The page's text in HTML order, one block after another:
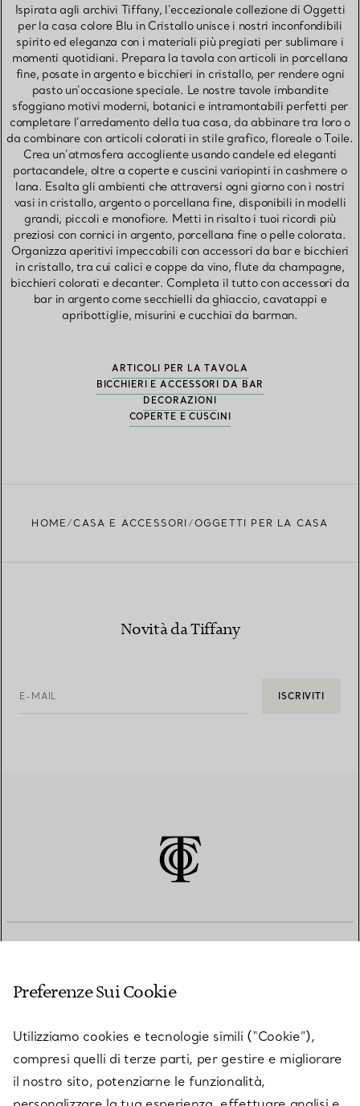
Ispirata agli archivi Tiffany, l’eccezionale collezione di Oggetti
per la casa colore Blu in Cristallo unisce i nostri inconfondibili
spirito ed eleganza con i materiali più pregiati per sublimare i
momenti quotidiani. Prepara la tavola con articoli in porcellana
fine, posate in argento e bicchieri in cristallo, per rendere ogni
pasto un’occasione speciale. Le nostre tavole imbandite
sfoggiano motivi moderni, botanici e intramontabili perfetti per
completare l’arredamento della tua casa, da abbinare tra loro o
da combinare con articoli colorati in stile grafico, floreale o Toile.
Crea un’atmosfera accogliente usando candele ed eleganti
portacandele, oltre a coperte e cuscini variopinti in cashmere o
lana. Esalta gli ambienti che attraversi ogni giorno con i nostri
vasi in cristallo, argento o porcellana fine, disponibili in modelli
grandi, piccoli e monofiore. Metti in risalto i tuoi ricordi più
preziosi con cornici in argento, porcellana fine o pelle colorata.
Organizza aperitivi impeccabili con accessori da bar e bicchieri
in cristallo, tra cui calici e coppe da vino, flute da champagne,
bicchieri colorati e decanter. Completa il tutto con accessori da
bar in argento come secchielli da ghiaccio, cavatappi e
apribottiglie, misurini e cucchiai da barman.
ARTICOLI PER LA TAVOLA
BICCHIERI E ACCESSORI DA BAR
DECORAZIONI
COPERTE E CUSCINI
HOME CASA E ACCESSORI OGGETTI PER LA CASA
Novità da Tiffany
E-MAIL ISCRIVITI
SU TIFFANY & CO.
Preferenze Sui Cookie
Utilizziamo cookies e tecnologie simili (“Cookie”),
compresi quelli di terze parti, per gestire e migliorare
il nostro sito, potenziarne le funzionalità,